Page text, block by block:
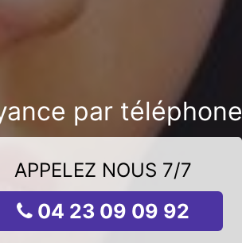
par téléphone
APPELEZ NOUS 7/7
04 23 09 09 92